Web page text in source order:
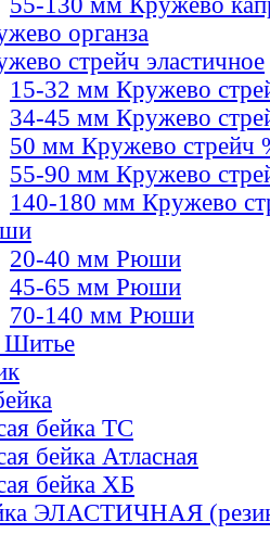
органза
стрейч эластичное
15-32 мм Кружево
34-45 мм Кружево
50 мм Кружево стрейч
55-90 мм Кружево
140-180 мм Кружево
20-40 мм Рюши
45-65 мм Рюши
70-140 мм Рюши
Шитье
бейка ТС
бейка Атласная
бейка ХБ
ЭЛАСТИЧНАЯ